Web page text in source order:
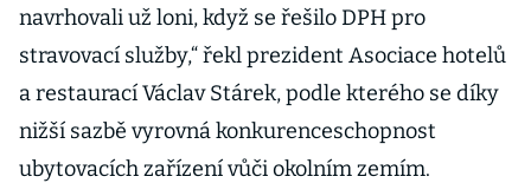
navrhovali už loni, když se řešilo DPH pro
stravovací služby,“ řekl prezident Asociace hotelů
a restaurací Václav Stárek, podle kterého se díky
nižší sazbě vyrovná konkurenceschopnost
ubytovacích zařízení vůči okolním zemím.